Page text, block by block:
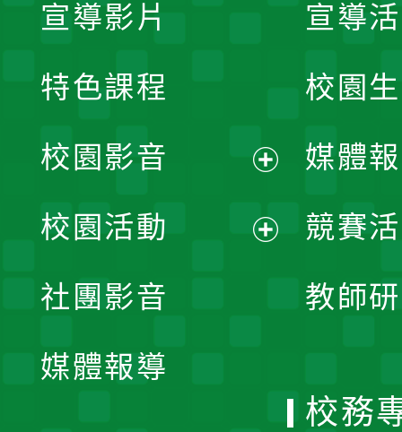
宣導
校園
媒體
競賽
教師
宣導影片
特色課程
校園影音
開
校園活動
社團影音
媒體報導
校務